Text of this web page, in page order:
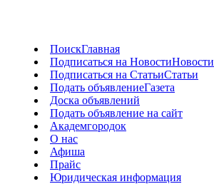
ПоискГлавная
Подписаться на НовостиНовости
Подписаться на СтатьиСтатьи
Подать объявлениеГазета
Доска объявлений
Подать объявление на сайт
Академгородок
О нас
Афиша
Прайс
Юридическая информация